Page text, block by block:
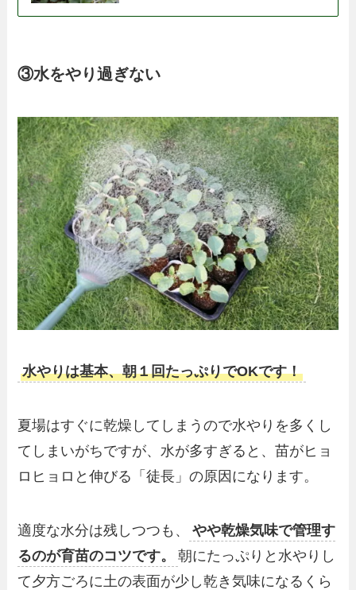
③水をやり過ぎない
水やりは基本、朝１回たっぷりでOKです！
夏場はすぐに乾燥してしまうので水やりを多くし
てしまいがちですが、水が多すぎると、苗がヒョ
ロヒョロと伸びる「徒長」の原因になります。
適度な水分は残しつつも、
やや乾燥気味で管理す
るのが育苗のコツです。
朝にたっぷりと水やりし
て夕方ごろに土の表面が少し乾き気味になるくら